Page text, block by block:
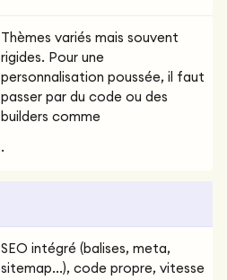
Thèmes variés mais souvent
rigides. Pour une
personnalisation poussée, il faut
passer par du code ou des
builders comme
.
SEO intégré (balises, meta,
sitemap...), code propre, vitesse